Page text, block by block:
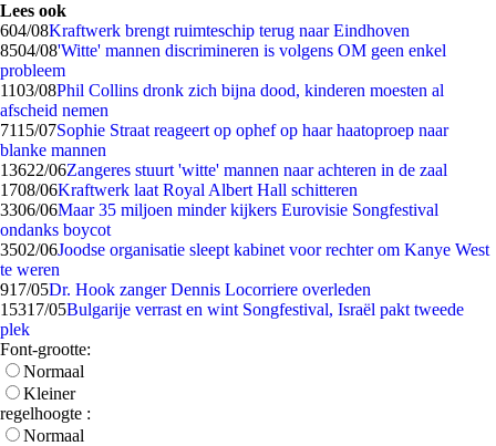
Lees ook
604/08Kraftwerk brengt ruimteschip terug naar Eindhoven
8504/08'Witte' mannen discrimineren is volgens OM geen enkel
probleem
1103/08Phil Collins dronk zich bijna dood, kinderen moesten al
afscheid nemen
7115/07Sophie Straat reageert op ophef op haar haatoproep naar
blanke mannen
13622/06Zangeres stuurt 'witte' mannen naar achteren in de zaal
1708/06Kraftwerk laat Royal Albert Hall schitteren
3306/06Maar 35 miljoen minder kijkers Eurovisie Songfestival
ondanks boycot
3502/06Joodse organisatie sleept kabinet voor rechter om Kanye West
te weren
917/05Dr. Hook zanger Dennis Locorriere overleden
15317/05Bulgarije verrast en wint Songfestival, Israël pakt tweede
plek
Font-grootte:
Normaal
Kleiner
regelhoogte :
Normaal